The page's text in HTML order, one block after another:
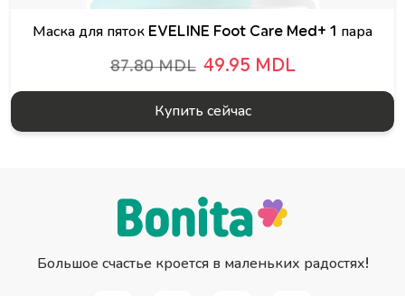
Маска для пяток EVELINE Foot Care Med+ 1 пара
87.80 MDL 49.95 MDL
Купить сейчас
Большое счастье кроется в маленьких радостях!